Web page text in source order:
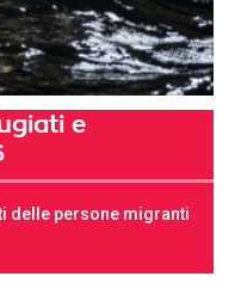
e
delle persone migranti